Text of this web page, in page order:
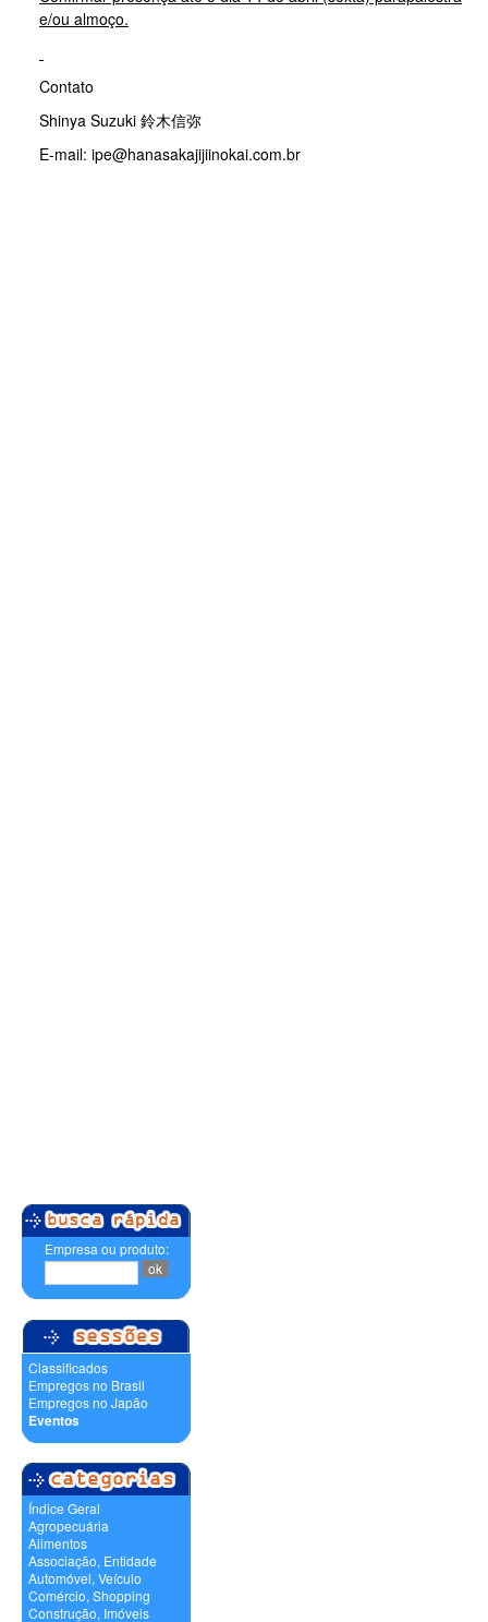
Empresa ou produto:
Classificados
Empregos no Brasil
Empregos no Japão
Eventos
Índice Geral
Agropecuária
Alimentos
Associação, Entidade
Automóvel, Veículo
Comércio, Shopping
Construção, Imóveis
e/ou almoço.
Contato
Shinya Suzuki 鈴木信弥
E-mail: ipe@hanasakajijiinokai.com.br